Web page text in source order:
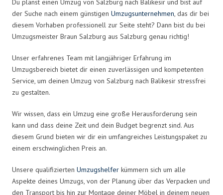
Du planst einen Umzug von Salzburg nach Balikesir und bist auf
der Suche nach einem günstigen Umzugsunternehmen, das dir bei
diesem Vorhaben professionell zur Seite steht? Dann bist du bei
Umzugsmeister Braun Salzburg aus Salzburg genau richtig!
Unser erfahrenes Team mit langjähriger Erfahrung im
Umzugsbereich bietet dir einen zuverlässigen und kompetenten
Service, um deinen Umzug von Salzburg nach Balikesir stressfrei
zu gestalten.
Wir wissen, dass ein Umzug eine große Herausforderung sein
kann und dass deine Zeit und dein Budget begrenzt sind. Aus
diesem Grund bieten wir dir ein umfangreiches Leistungspaket zu
einem erschwinglichen Preis an.
Unsere qualifizierten Umzugshelfer kümmern sich um alle
Aspekte deines Umzugs, von der Planung über das Verpacken und
den Transport bis hin zur Montage deiner Möbel in deinem neuen